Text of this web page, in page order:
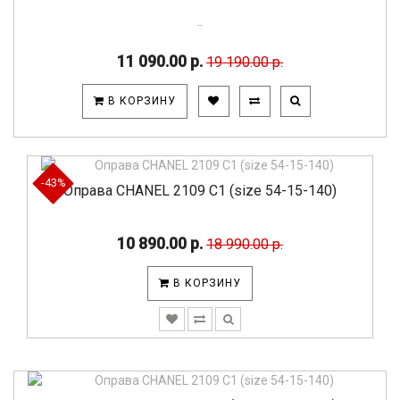
11 090.00 р. 19 190.00 р.
В КОРЗИНУ
-43%Оправа CHANEL 2109 C1 (size 54-15-140)
10 890.00 р. 18 990.00 р.
В КОРЗИНУ